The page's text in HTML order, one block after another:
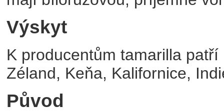
Výskyt
K producentům tamarilla
Zéland, Keňa, Kalifornice,
Původ